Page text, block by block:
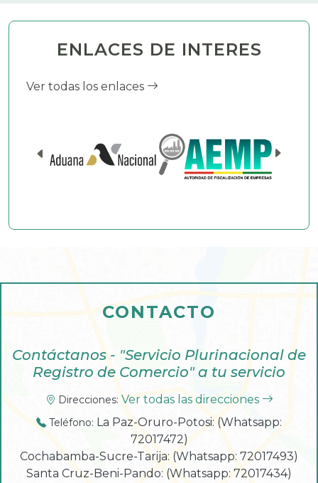
ENLACES DE INTERES
Ver todas los enlaces
CONTACTO
Contáctanos - "Servicio Plurinacional de
Registro de Comercio" a tu servicio
Direcciones: Ver todas las direcciones
Teléfono: La Paz-Oruro-Potosi: (Whatsapp:
72017472)
Cochabamba-Sucre-Tarija: (Whatsapp: 72017493)
Santa Cruz-Beni-Pando: (Whatsapp: 72017434)